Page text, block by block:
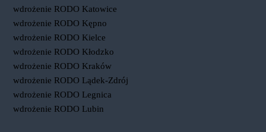
wdrożenie RODO Katowice
wdrożenie RODO Kępno
wdrożenie RODO Kielce
wdrożenie RODO Kłodzko
wdrożenie RODO Kraków
wdrożenie RODO Lądek-Zdrój
wdrożenie RODO Legnica
wdrożenie RODO Lubin